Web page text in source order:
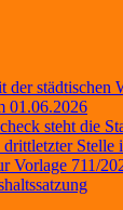
der städtischen
01.06.2026
steht die
drittletzter Stelle
Vorlage 711/